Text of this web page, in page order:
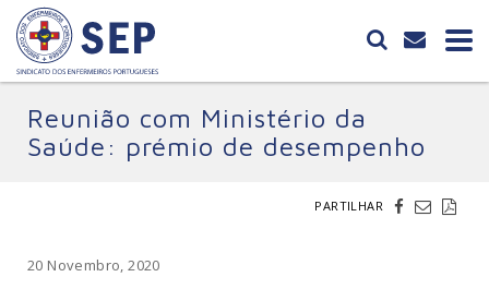
Reunião com Ministério da
Saúde: prémio de desempenho
PARTILHAR
20 Novembro, 2020